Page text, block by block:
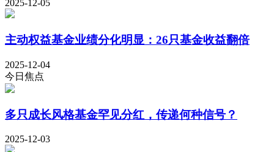
2025-12-05
主动权益基金业绩分化明显：26只基金收益翻倍
2025-12-04
今日焦点
多只成长风格基金罕见分红，传递何种信号？
2025-12-03